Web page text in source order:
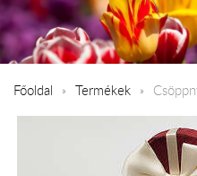
Főoldal Termékek